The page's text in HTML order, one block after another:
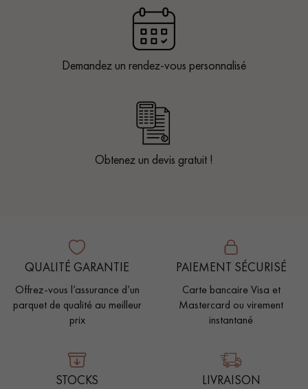
Demandez un rendez-vous personnalisé
Obtenez un devis gratuit !
QUALITÉ GARANTIE
Offrez-vous l’assurance d’un
parquet de qualité au meilleur
prix
PAIEMENT SÉCURISÉ
Carte bancaire Visa et
Mastercard ou virement
instantané
STOCKS LIVRAISON